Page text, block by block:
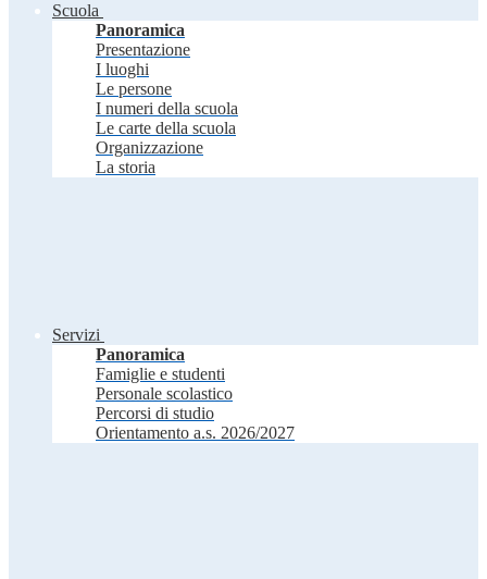
Scuola
Panoramica
Presentazione
I luoghi
Le persone
I numeri della scuola
Le carte della scuola
Organizzazione
La storia
Servizi
Panoramica
Famiglie e studenti
Personale scolastico
Percorsi di studio
Orientamento a.s. 2026/2027